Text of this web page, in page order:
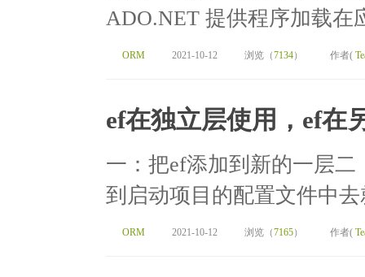
ADO.NET 提供程序加载在
ORM 2021-10-12 浏览（7134） 作者(
ef在独立层使用，ef在
一：把ef添加到新的一层
到启动项目的配置文件中
ORM 2021-10-12 浏览（7165） 作者(